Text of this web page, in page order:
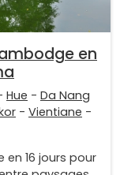
en
Hue - Da Nang
- Vientiane -
16 jours pour